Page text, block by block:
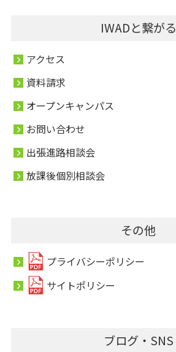
IWADと繋がる
アクセス
資料請求
オープンキャンパス
お問い合わせ
出張進路相談会
放課後個別相談会
その他
プライバシーポリシー
サイトポリシー
ブログ・SNS